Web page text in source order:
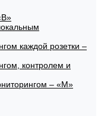
каждой розетки –
контролем и
– «М»